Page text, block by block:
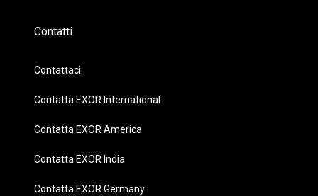
Contatti
Contattaci
Contatta EXOR International
Contatta EXOR America
Contatta EXOR India
Contatta EXOR Germany